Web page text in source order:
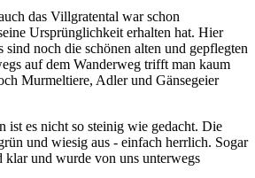
das Villgratental war schon
Ursprünglichkeit erhalten hat. Hier
sind noch die schönen alten und gepflegten
auf dem Wanderweg trifft man kaum
Murmeltiere, Adler und Gänsegeier
ist es nicht so steinig wie gedacht. Die
und wiesig aus - einfach herrlich. Sogar
klar und wurde von uns unterwegs